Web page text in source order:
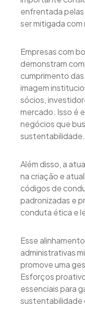
enfrentada pelas
ser mitigada
Empresas com
demonstram
cumprimento
imagem
sócios,
mercado. Isso é
negócios que
sustentabilidade.
Além disso, a
na criação e
códigos de
padronizadas e
conduta ética e
Esse
administrativas
promove uma
Esforços
essenciais para
sustentabilidade